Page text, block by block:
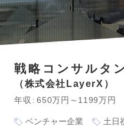
戦略コンサルタ
株式会社LayerX
年収 650万円～1199万円
ベンチャー企業 土日